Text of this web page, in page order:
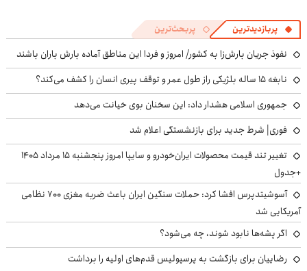
پربازدیدترین پربحث‌ترین
نفوذ جریان بارش‌زا به کشور/ امروز و فردا این مناطق آماده بارش باران باشند
نابغه ۱۵ ساله بلژیکی راز طول عمر و توقف پیری انسان را کشف می‌کند؟
جمهوری اسلامی هشدار داد: این سخنان بوی خیانت می‌دهد
فوری| شرط جدید برای بازنشستگی اعلام شد
تغییر تند قیمت محصولات ایران‌خودرو و سایپا امروز پنجشنبه ۱۵ مرداد ۱۴۰۵
+جدول
آسوشیتدپرس افشا کرد: حملات سنگین ایران باعث ضربه مغزی ۷۰۰ نظامی
آمریکایی شد
اگر پشه‌ها نابود شوند، چه می‌شود؟
رضاییان برای بازگشت به پرسپولیس قدم‌های اولیه را برداشت